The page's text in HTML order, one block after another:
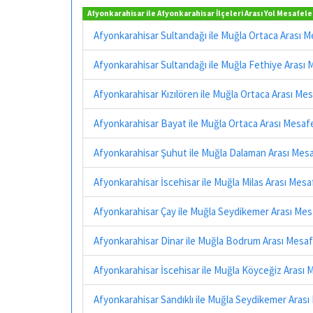
Afyonkarahisar ile Afyonkarahisar İlçeleri Arası Yol
Afyonkarahisar Sultandağı ile Muğla Ortaca Arası
Afyonkarahisar Sultandağı ile Muğla Fethiye Arası
Afyonkarahisar Kızılören ile Muğla Ortaca Arası
Afyonkarahisar Bayat ile Muğla Ortaca Arası
Afyonkarahisar Şuhut ile Muğla Dalaman Arası
Afyonkarahisar İscehisar ile Muğla Milas Arası
Afyonkarahisar Çay ile Muğla Seydikemer Arası
Afyonkarahisar Dinar ile Muğla Bodrum Arası
Afyonkarahisar İscehisar ile Muğla Köyceğiz Arası
Afyonkarahisar Sandıklı ile Muğla Seydikemer